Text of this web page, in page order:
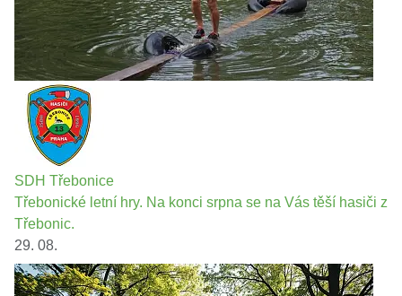
SDH Třebonice
Třebonické letní hry. Na konci srpna se na Vás těší hasiči z
Třebonic.
29. 08.